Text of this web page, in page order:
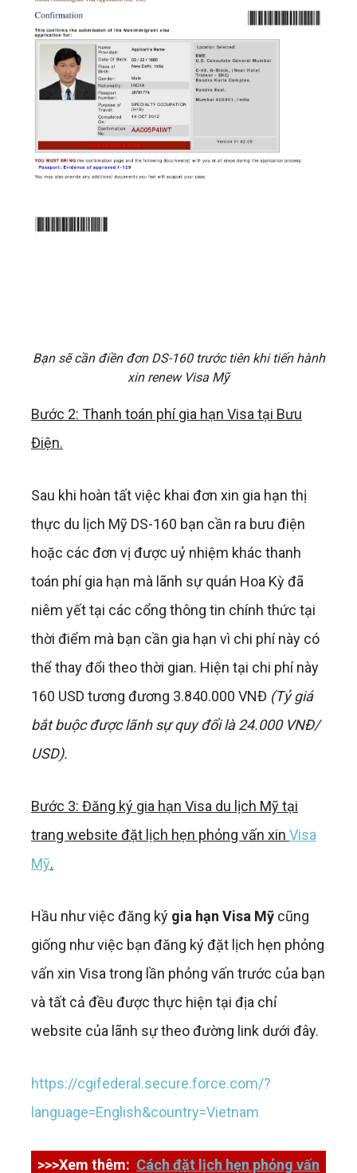
Bạn sẽ cần điền đơn DS-160 trước tiên khi tiến hành
xin renew Visa Mỹ
Bước 2: Thanh toán phí gia hạn Visa tại Bưu
Điện.
Sau khi hoàn tất việc khai đơn xin gia hạn thị
thực du lịch Mỹ DS-160 bạn cần ra bưu điện
hoặc các đơn vị được uỷ nhiệm khác thanh
toán phí gia hạn mà lãnh sự quán Hoa Kỳ đã
niêm yết tại các cổng thông tin chính thức tại
thời điểm mà bạn cần gia hạn vì chi phí này có
thể thay đổi theo thời gian. Hiện tại chi phí này
160 USD tương đương 3.840.000 VNĐ (Tỷ giá
bắt buộc được lãnh sự quy đổi là 24.000 VNĐ/
USD).
Bước 3: Đăng ký gia hạn Visa du lịch Mỹ tại
trang website đặt lịch hẹn phỏng vấn xin Visa
Mỹ.
Hầu như việc đăng ký gia hạn Visa Mỹ cũng
giống như việc bạn đăng ký đặt lịch hẹn phỏng
vấn xin Visa trong lần phỏng vấn trước của bạn
và tất cả đều được thực hiện tại địa chỉ
website của lãnh sự theo đường link dưới đây.
https://cgifederal.secure.force.com/?
language=English&country=Vietnam
>>>Xem thêm: Cách đặt lịch hẹn phỏng vấn